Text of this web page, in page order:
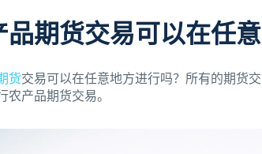
品期货交易可以在任
货交易可以在任意地方进行吗？所有的期货
农产品期货交易。